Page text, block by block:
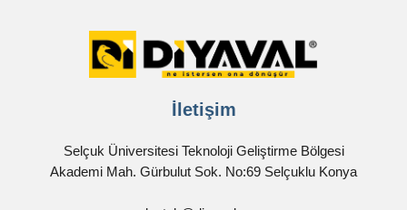
İletişim
Selçuk Üniversitesi Teknoloji Geliştirme Bölgesi
Akademi Mah. Gürbulut Sok. No:69 Selçuklu Konya